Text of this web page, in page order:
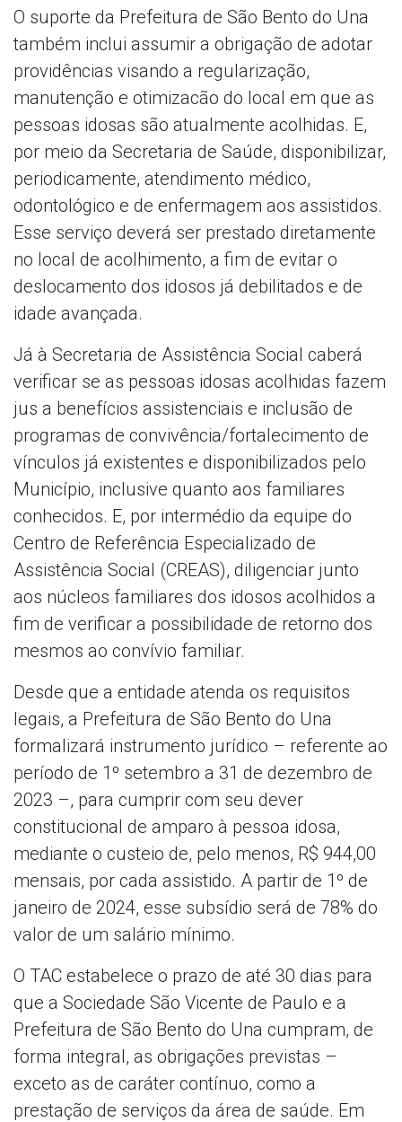
O suporte da Prefeitura de São Bento do Una
também inclui assumir a obrigação de adotar
providências visando a regularização,
manutenção e otimizacão do local em que as
pessoas idosas são atualmente acolhidas. E,
por meio da Secretaria de Saúde, disponibilizar,
periodicamente, atendimento médico,
odontológico e de enfermagem aos assistidos.
Esse serviço deverá ser prestado diretamente
no local de acolhimento, a fim de evitar o
deslocamento dos idosos já debilitados e de
idade avançada.
Já à Secretaria de Assistência Social caberá
verificar se as pessoas idosas acolhidas fazem
jus a benefícios assistenciais e inclusão de
programas de convivência/fortalecimento de
vínculos já existentes e disponibilizados pelo
Município, inclusive quanto aos familiares
conhecidos. E, por intermédio da equipe do
Centro de Referência Especializado de
Assistência Social (CREAS), diligenciar junto
aos núcleos familiares dos idosos acolhidos a
fim de verificar a possibilidade de retorno dos
mesmos ao convívio familiar.
Desde que a entidade atenda os requisitos
legais, a Prefeitura de São Bento do Una
formalizará instrumento jurídico – referente ao
período de 1º setembro a 31 de dezembro de
2023 –, para cumprir com seu dever
constitucional de amparo à pessoa idosa,
mediante o custeio de, pelo menos, R$ 944,00
mensais, por cada assistido. A partir de 1º de
janeiro de 2024, esse subsídio será de 78% do
valor de um salário mínimo.
O TAC estabelece o prazo de até 30 dias para
que a Sociedade São Vicente de Paulo e a
Prefeitura de São Bento do Una cumpram, de
forma integral, as obrigações previstas –
exceto as de caráter contínuo, como a
prestação de serviços da área de saúde. Em